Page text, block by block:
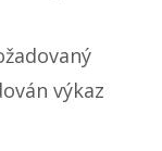
výkaz